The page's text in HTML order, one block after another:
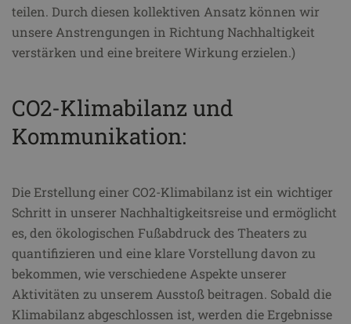
teilen. Durch diesen kollektiven Ansatz können wir
unsere Anstrengungen in Richtung Nachhaltigkeit
verstärken und eine breitere Wirkung erzielen.)
CO2-Klimabilanz und
Kommunikation:
Die Erstellung einer CO2-Klimabilanz ist ein wichtiger
Schritt in unserer Nachhaltigkeitsreise und ermöglicht
es, den ökologischen Fußabdruck des Theaters zu
quantifizieren und eine klare Vorstellung davon zu
bekommen, wie verschiedene Aspekte unserer
Aktivitäten zu unserem Ausstoß beitragen. Sobald die
Klimabilanz abgeschlossen ist, werden die Ergebnisse